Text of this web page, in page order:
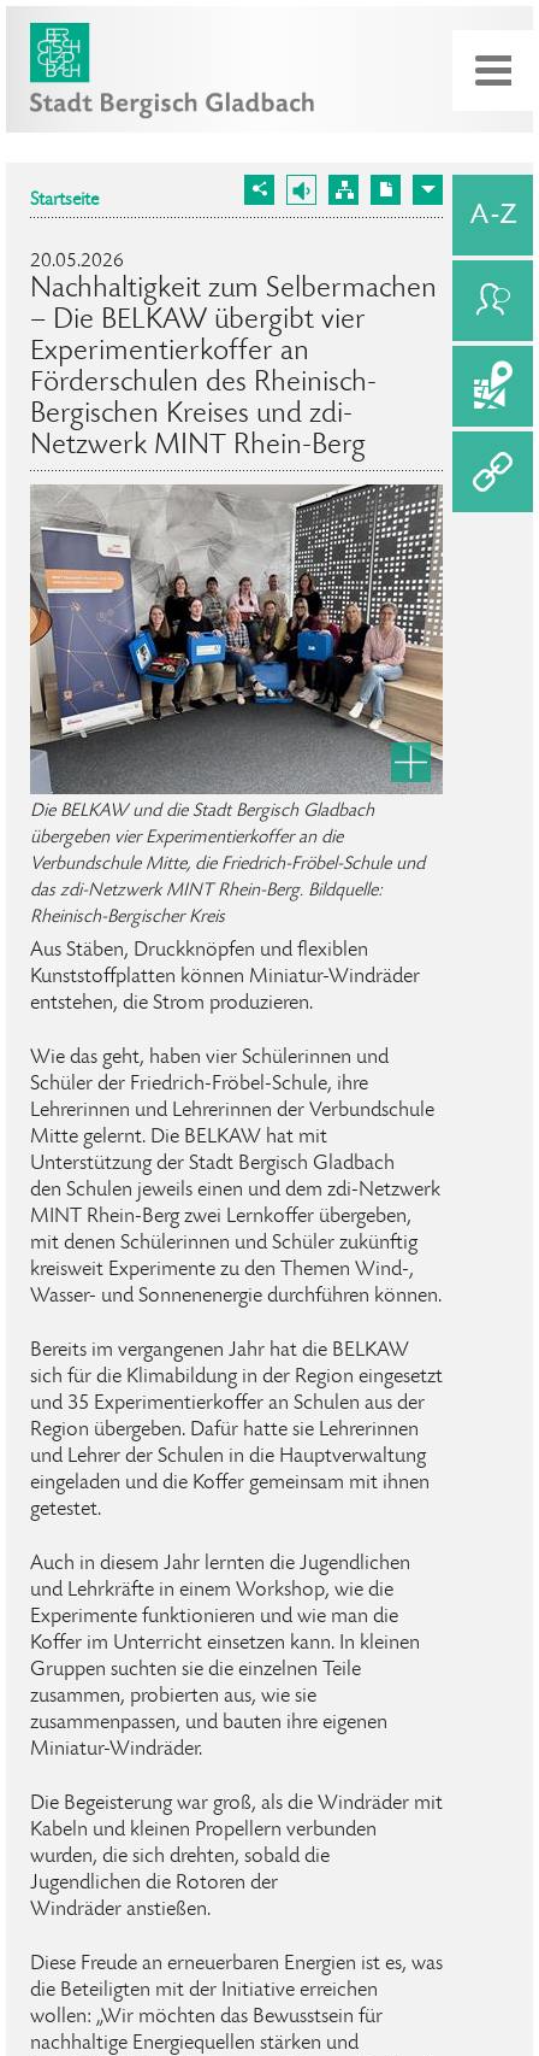
Startseite
20.05.2026
Nachhaltigkeit zum Selbermachen
– Die BELKAW übergibt vier
Experimentierkoffer an
Förderschulen des Rheinisch-
Bergischen Kreises und zdi-
Netzwerk MINT Rhein-Berg
Die BELKAW und die Stadt Bergisch Gladbach
übergeben vier Experimentierkoffer an die
Verbundschule Mitte, die Friedrich-Fröbel-Schule und
das zdi-Netzwerk MINT Rhein-Berg. Bildquelle:
Rheinisch-Bergischer Kreis
Aus Stäben, Druckknöpfen und flexiblen
Kunststoffplatten können Miniatur-Windräder
entstehen, die Strom produzieren.
Wie das geht, haben vier Schülerinnen und
Schüler der Friedrich-Fröbel-Schule, ihre
Lehrerinnen und Lehrerinnen der Verbundschule
Mitte gelernt. Die BELKAW hat mit
Unterstützung der Stadt Bergisch Gladbach
den Schulen jeweils einen und dem zdi-Netzwerk
MINT Rhein-Berg zwei Lernkoffer übergeben,
mit denen Schülerinnen und Schüler zukünftig
kreisweit Experimente zu den Themen Wind-,
Wasser- und Sonnenenergie durchführen können.
Bereits im vergangenen Jahr hat die BELKAW
sich für die Klimabildung in der Region eingesetzt
und 35 Experimentierkoffer an Schulen aus der
Region übergeben. Dafür hatte sie Lehrerinnen
und Lehrer der Schulen in die Hauptverwaltung
eingeladen und die Koffer gemeinsam mit ihnen
getestet.
Auch in diesem Jahr lernten die Jugendlichen
und Lehrkräfte in einem Workshop, wie die
Experimente funktionieren und wie man die
Koffer im Unterricht einsetzen kann. In kleinen
Gruppen suchten sie die einzelnen Teile
zusammen, probierten aus, wie sie
zusammenpassen, und bauten ihre eigenen
Miniatur-Windräder.
Die Begeisterung war groß, als die Windräder mit
Kabeln und kleinen Propellern verbunden
wurden, die sich drehten, sobald die
Jugendlichen die Rotoren der
Windräder anstießen.
Diese Freude an erneuerbaren Energien ist es, was
die Beteiligten mit der Initiative erreichen
wollen: „Wir möchten das Bewusstsein für
nachhaltige Energiequellen stärken und